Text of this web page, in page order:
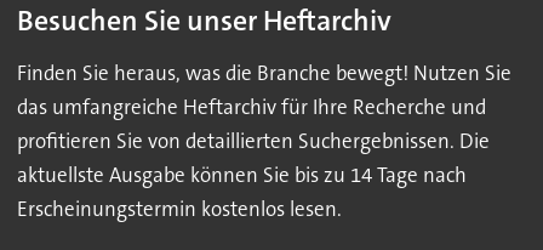
Besuchen Sie unser Heftarchiv
Finden Sie heraus, was die Branche bewegt! Nutzen Sie
das umfangreiche Heftarchiv für Ihre Recherche und
profitieren Sie von detaillierten Suchergebnissen. Die
aktuellste Ausgabe können Sie bis zu 14 Tage nach
Erscheinungstermin kostenlos lesen.